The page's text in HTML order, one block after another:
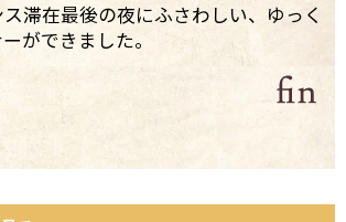
滞在最後の夜にふさわしい、ゆっく
ができました。